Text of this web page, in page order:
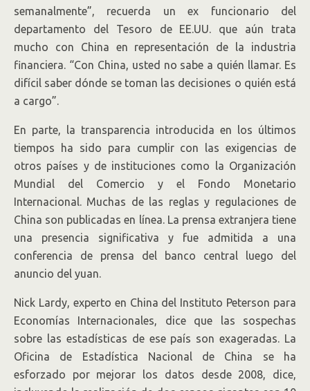
semanalmente”, recuerda un ex funcionario del
departamento del Tesoro de EE.UU. que aún trata
mucho con China en representación de la industria
financiera. “Con China, usted no sabe a quién llamar. Es
difícil saber dónde se toman las decisiones o quién está
a cargo”.
En parte, la transparencia introducida en los últimos
tiempos ha sido para cumplir con las exigencias de
otros países y de instituciones como la Organización
Mundial del Comercio y el Fondo Monetario
Internacional. Muchas de las reglas y regulaciones de
China son publicadas en línea. La prensa extranjera tiene
una presencia significativa y fue admitida a una
conferencia de prensa del banco central luego del
anuncio del yuan.
Nick Lardy, experto en China del Instituto Peterson para
Economías Internacionales, dice que las sospechas
sobre las estadísticas de ese país son exageradas. La
Oficina de Estadística Nacional de China se ha
esforzado por mejorar los datos desde 2008, dice,